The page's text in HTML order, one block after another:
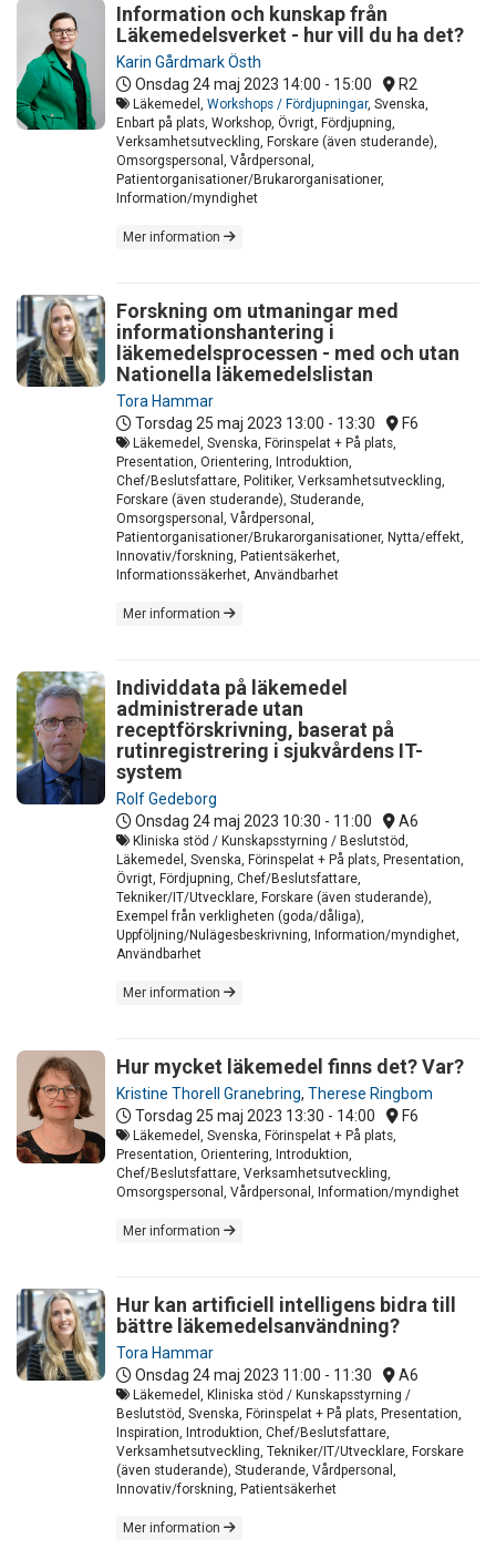
Information och kunskap från
Läkemedelsverket - hur vill du ha det?
Karin Gårdmark Östh
Onsdag 24 maj 2023 14:00 - 15:00 R2
Läkemedel, Workshops / Fördjupningar, Svenska,
Enbart på plats, Workshop, Övrigt, Fördjupning,
Verksamhetsutveckling, Forskare (även studerande),
Omsorgspersonal, Vårdpersonal,
Patientorganisationer/Brukarorganisationer,
Information/myndighet
Mer information
Forskning om utmaningar med
informationshantering i
läkemedelsprocessen - med och utan
Nationella läkemedelslistan
Tora Hammar
Torsdag 25 maj 2023 13:00 - 13:30 F6
Läkemedel, Svenska, Förinspelat + På plats,
Presentation, Orientering, Introduktion,
Chef/Beslutsfattare, Politiker, Verksamhetsutveckling,
Forskare (även studerande), Studerande,
Omsorgspersonal, Vårdpersonal,
Patientorganisationer/Brukarorganisationer, Nytta/effekt,
Innovativ/forskning, Patientsäkerhet,
Informationssäkerhet, Användbarhet
Mer information
Individdata på läkemedel
administrerade utan
receptförskrivning, baserat på
rutinregistrering i sjukvårdens IT-
system
Rolf Gedeborg
Onsdag 24 maj 2023 10:30 - 11:00 A6
Kliniska stöd / Kunskapsstyrning / Beslutstöd,
Läkemedel, Svenska, Förinspelat + På plats, Presentation,
Övrigt, Fördjupning, Chef/Beslutsfattare,
Tekniker/IT/Utvecklare, Forskare (även studerande),
Exempel från verkligheten (goda/dåliga),
Uppföljning/Nulägesbeskrivning, Information/myndighet,
Användbarhet
Mer information
Hur mycket läkemedel finns det? Var?
Kristine Thorell Granebring, Therese Ringbom
Torsdag 25 maj 2023 13:30 - 14:00 F6
Läkemedel, Svenska, Förinspelat + På plats,
Presentation, Orientering, Introduktion,
Chef/Beslutsfattare, Verksamhetsutveckling,
Omsorgspersonal, Vårdpersonal, Information/myndighet
Mer information
Hur kan artificiell intelligens bidra till
bättre läkemedelsanvändning?
Tora Hammar
Onsdag 24 maj 2023 11:00 - 11:30 A6
Läkemedel, Kliniska stöd / Kunskapsstyrning /
Beslutstöd, Svenska, Förinspelat + På plats, Presentation,
Inspiration, Introduktion, Chef/Beslutsfattare,
Verksamhetsutveckling, Tekniker/IT/Utvecklare, Forskare
(även studerande), Studerande, Vårdpersonal,
Innovativ/forskning, Patientsäkerhet
Mer information